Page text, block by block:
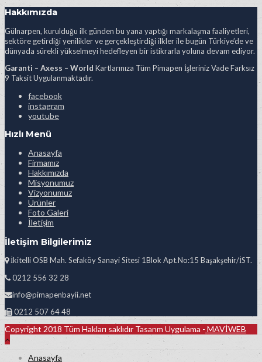
Hakkımızda
Gülnarpen, kurulduğu ilk günden bu yana yaptığı markalaşma faaliyetleri,
sektöre getirdiği yenilikler ve gerçekleştirdiği ilkler ile bugün Türkiye’de ve
dünyada sürekli yükselmeyi hedefleyen bir istikrarla yoluna devam ediyor.
Garanti – Axess – World Kartlarınıza Tüm Pimapen İşleriniz Vade Farksız
9 Taksit Uygulanmaktadır.
facebook
instagram
youtube
Hızlı Menü
Anasayfa
Firmamız
Hakkımızda
Misyonumuz
Vizyonumuz
Ürünler
Foto Galeri
İletişim
İletişim Bilgilerimiz
İkitelli OSB Mah. Sefaköy Sanayi Sitesi 1Blok Apt.No:15 Başakşehir/İST.
0212 556 32 28
info@pimapenbayii.net
0212 507 64 48
Copyright 2018 Tüm Hakları saklıdır Tasarım Uygulama - MAVİWEB
Anasayfa